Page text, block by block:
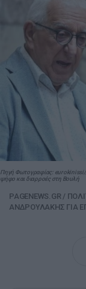
Πηγή Φωτογραφίας:
ψήφο και διαρροές στη Βουλή
PAGENEWS.GR/
ΑΝΔΡΟΥΛΑΚΗΣ ΓΙΑ